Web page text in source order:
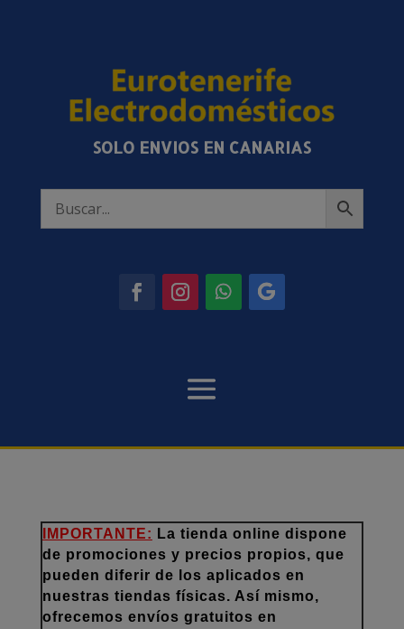
SOLO ENVIOS EN CANARIAS
IMPORTANTE: La tienda online dispone
de promociones y precios propios, que
pueden diferir de los aplicados en
nuestras tiendas físicas. Así mismo,
ofrecemos envíos gratuitos en